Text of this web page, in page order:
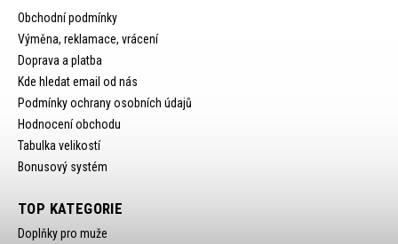
Obchodní podmínky
Výměna, reklamace, vrácení
Doprava a platba
Kde hledat email od nás
Podmínky ochrany osobních údajů
Hodnocení obchodu
Tabulka velikostí
Bonusový systém
TOP KATEGORIE
Doplňky pro muže